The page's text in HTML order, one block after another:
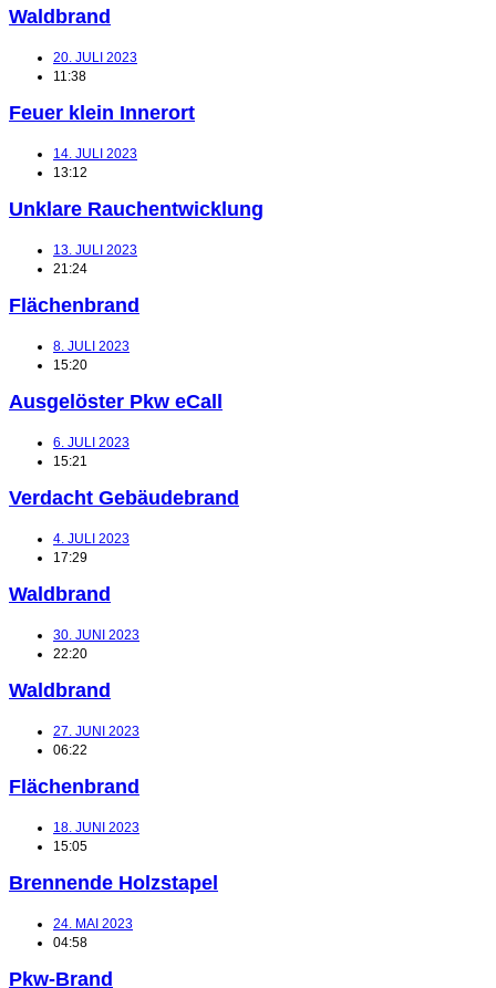
Waldbrand
20. JULI 2023
11:38
Feuer klein Innerort
14. JULI 2023
13:12
Unklare Rauchentwicklung
13. JULI 2023
21:24
Flächenbrand
8. JULI 2023
15:20
Ausgelöster Pkw eCall
6. JULI 2023
15:21
Verdacht Gebäudebrand
4. JULI 2023
17:29
Waldbrand
30. JUNI 2023
22:20
Waldbrand
27. JUNI 2023
06:22
Flächenbrand
18. JUNI 2023
15:05
Brennende Holzstapel
24. MAI 2023
04:58
Pkw-Brand